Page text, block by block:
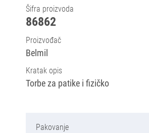
Šifra proizvoda
86862
Proizvođač
Belmil
Kratak opis
Torbe za patike i fizičko
Pakovanje